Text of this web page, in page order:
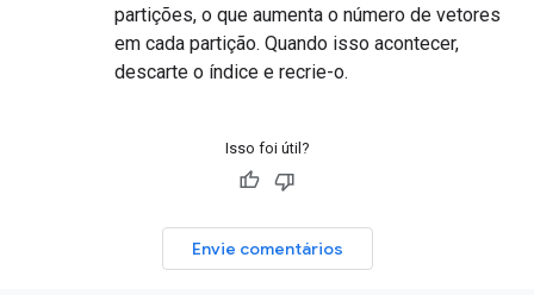
partições, o que aumenta o número de vetores
em cada partição. Quando isso acontecer,
descarte o índice e recrie-o.
Isso foi útil?
Envie comentários